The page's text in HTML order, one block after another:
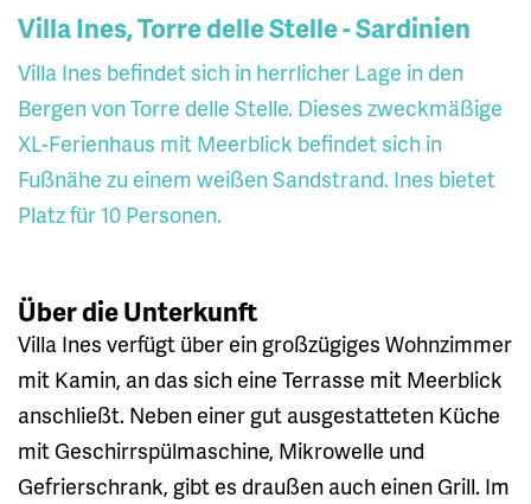
Villa Ines, Torre delle Stelle - Sardinien
Villa Ines befindet sich in herrlicher Lage in den
Bergen von Torre delle Stelle. Dieses zweckmäßige
XL-Ferienhaus mit Meerblick befindet sich in
Fußnähe zu einem weißen Sandstrand. Ines bietet
Platz für 10 Personen.
Über die Unterkunft
Villa Ines verfügt über ein großzügiges Wohnzimmer
mit Kamin, an das sich eine Terrasse mit Meerblick
anschließt. Neben einer gut ausgestatteten Küche
mit Geschirrspülmaschine, Mikrowelle und
Gefrierschrank, gibt es draußen auch einen Grill. Im